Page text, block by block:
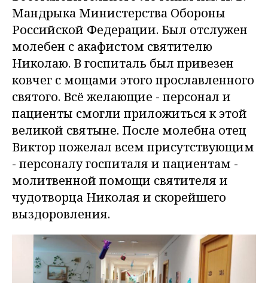
Мандрыка Министерства Обороны
Российской Федерации. Был отслужен
молебен с акафистом святителю
Николаю. В госпиталь был привезен
ковчег с мощами этого прославленного
святого. Всё желающие - персонал и
пациенты смогли приложиться к этой
великой святыне. После молебна отец
Виктор пожелал всем присутствующим
- персоналу госпиталя и пациентам -
молитвенной помощи святителя и
чудотворца Николая и скорейшего
выздоровления.